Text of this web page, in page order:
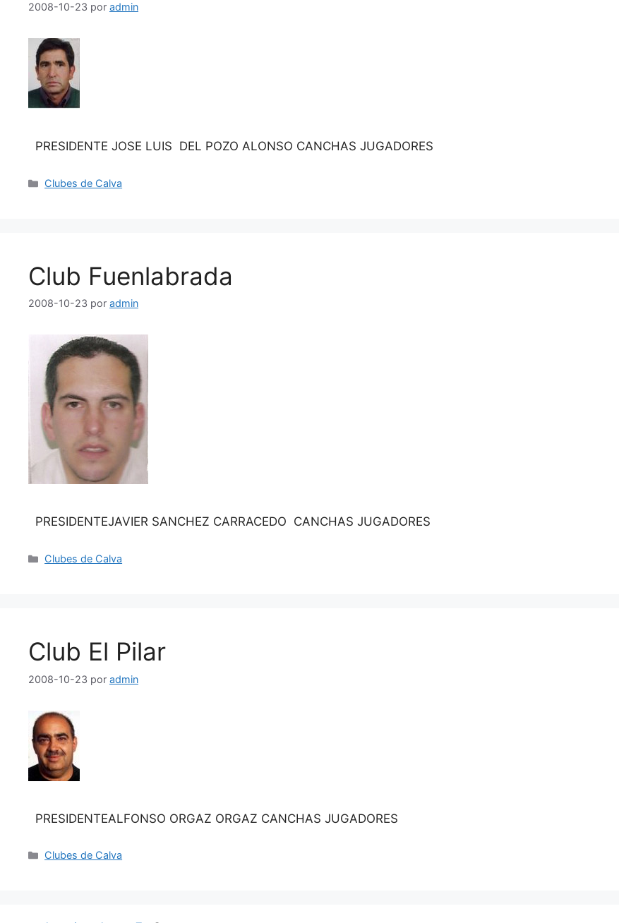
2008-10-23 por admin
PRESIDENTE JOSE LUIS DEL POZO ALONSO CANCHAS JUGADORES
Categorías
Clubes de Calva
Club Fuenlabrada
2008-10-23 por admin
PRESIDENTEJAVIER SANCHEZ CARRACEDO CANCHAS JUGADORES
Categorías
Clubes de Calva
Club El Pilar
2008-10-23 por admin
PRESIDENTEALFONSO ORGAZ ORGAZ CANCHAS JUGADORES
Categorías
Clubes de Calva